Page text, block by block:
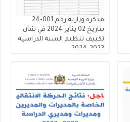
مذكرة وزارية رقم 001-24
بتاريخ 02 يناير 2024 في شأن
تكييف تنظيم السنة الدراسية
2023-2024 ​